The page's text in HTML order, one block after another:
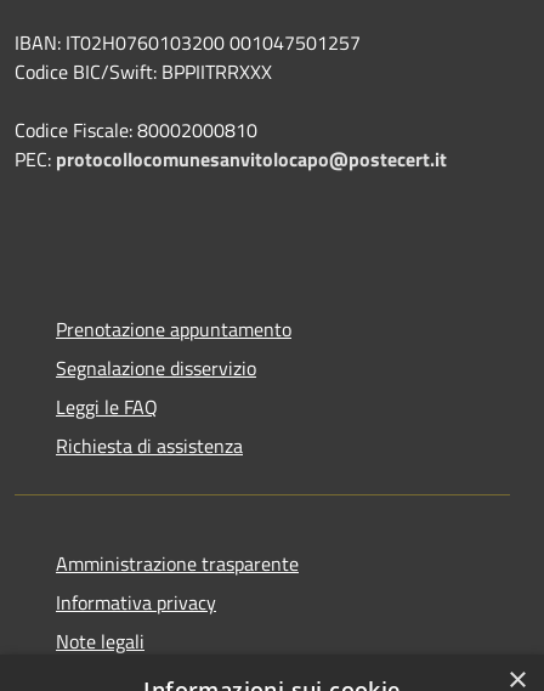
IBAN: IT02H0760103200 001047501257
Codice BIC/Swift: BPPIITRRXXX
Codice Fiscale: 80002000810
PEC: protocollocomunesanvitolocapo@postecert.it
Prenotazione appuntamento
Segnalazione disservizio
Leggi le FAQ
Richiesta di assistenza
Amministrazione trasparente
Informativa privacy
Note legali
Dichiarazione di accessibilità
×